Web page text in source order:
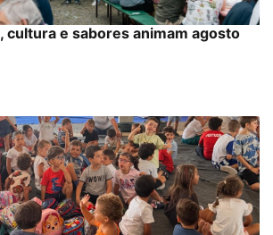
cultura e sabores animam agosto